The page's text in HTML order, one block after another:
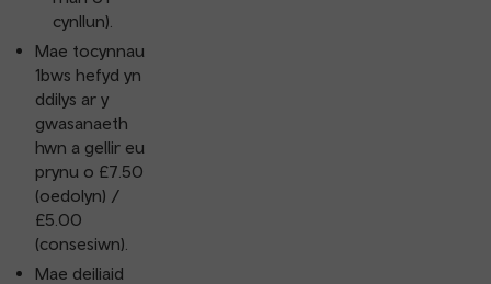
cynllun).
Mae tocynnau
1bws hefyd yn
ddilys ar y
gwasanaeth
hwn a gellir eu
prynu o £7.50
(oedolyn) /
£5.00
(consesiwn).
Mae deiliaid